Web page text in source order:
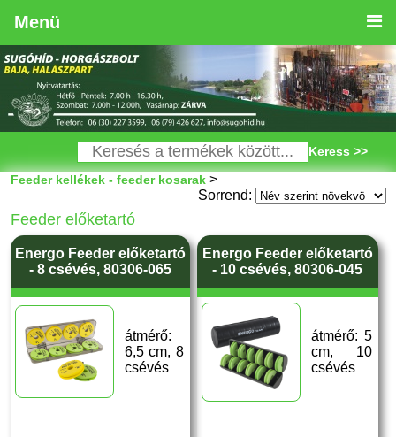
Menü
Keress >>
Feeder kellékek - feeder kosarak>
Sorrend:
Feeder előketartó
Energo Feeder előketartó
- 8 csévés, 80306-065
átmérő:
6,5 cm, 8
csévés
Energo Feeder előketartó
- 10 csévés, 80306-045
átmérő: 5
cm, 10
csévés